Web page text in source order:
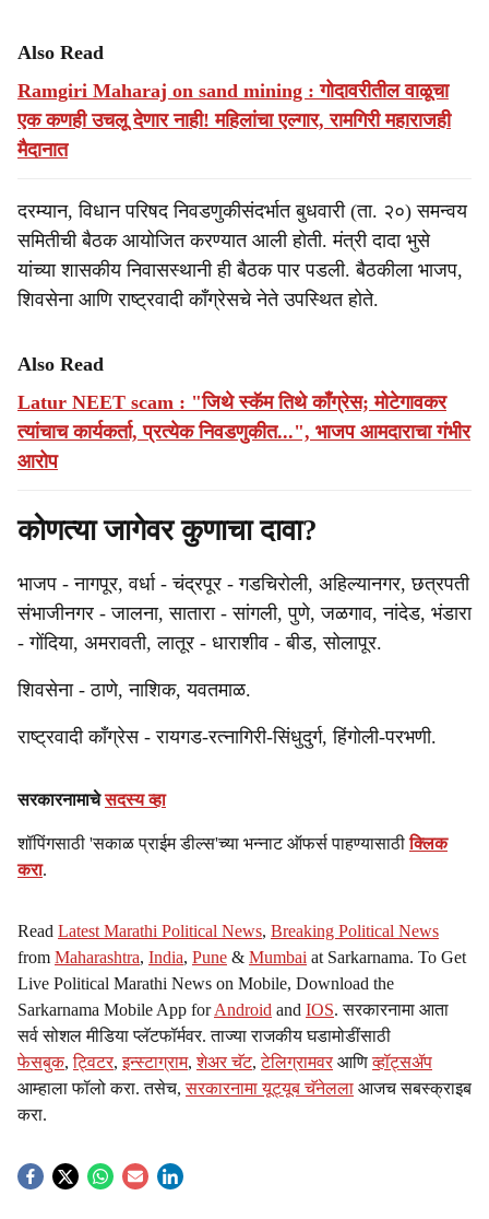
Also Read
Ramgiri Maharaj on sand mining : गोदावरीतील वाळूचा
एक कणही उचलू देणार नाही! महिलांचा एल्गार, रामगिरी महाराजही
मैदानात
दरम्यान, विधान परिषद निवडणुकीसंदर्भात बुधवारी (ता. २०) समन्वय
समितीची बैठक आयोजित करण्यात आली होती. मंत्री दादा भुसे
यांच्या शासकीय निवासस्थानी ही बैठक पार पडली. बैठकीला भाजप,
शिवसेना आणि राष्ट्रवादी काँग्रेसचे नेते उपस्थित होते.
Also Read
Latur NEET scam : "जिथे स्कॅम तिथे काँग्रेस; मोटेगावकर
त्यांचाच कार्यकर्ता, प्रत्येक निवडणुकीत...", भाजप आमदाराचा गंभीर
आरोप
कोणत्या जागेवर कुणाचा दावा?
भाजप - नागपूर, वर्धा - चंद्रपूर - गडचिरोली, अहिल्यानगर, छत्रपती
संभाजीनगर - जालना, सातारा - सांगली, पुणे, जळगाव, नांदेड, भंडारा
- गोंदिया, अमरावती, लातूर - धाराशीव - बीड, सोलापूर.
शिवसेना - ठाणे, नाशिक, यवतमाळ.
राष्ट्रवादी काँग्रेस - रायगड-रत्नागिरी-सिंधुदुर्ग, हिंगोली-परभणी.
सरकारनामाचेसदस्य व्हा
शॉपिंगसाठी 'सकाळ प्राईम डील्स'च्या भन्नाट ऑफर्स पाहण्यासाठीक्लिक
करा.
Read Latest Marathi Political News, Breaking Political News
from Maharashtra, India, Pune & Mumbai at Sarkarnama. To Get
Live Political Marathi News on Mobile, Download the
Sarkarnama Mobile App forAndroid and IOS. सरकारनामा आता
सर्व सोशल मीडिया प्लॅटफॉर्मवर. ताज्या राजकीय घडामोडींसाठी
फेसबुक,ट्विटर,इन्स्टाग्राम,शेअर चॅट,टेलिग्रामवर आणिव्हॉट्सॲप
आम्हाला फॉलो करा. तसेच,सरकारनामा यूट्यूब चॅनेलला आजच सबस्क्राइब
करा.